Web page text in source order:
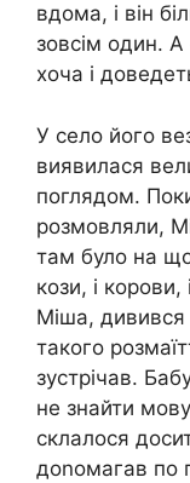
вдома, і він
зовсім один. А
хоча і
У село його
виявилася
поглядом.
розмовляли,
там було на що
кози, і корови,
Міша, дивився
такого
зустрічав.
не знайти
склалося
доnомагав по